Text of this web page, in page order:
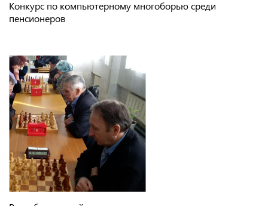
Конкурс по компьютерному многоборью среди
пенсионеров